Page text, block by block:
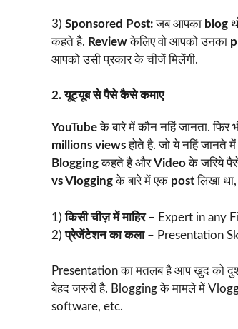
3) Sponsored Post:जब आपका blog
कहते है. Reviewकेलिए वो आपको उनका
आपको उसी प्रकार के चीजें मिलेंगी.
2. यूट्यूब से पैसे कैसे कमाए
YouTubeके बारे में कौन नहिं जानता. फिर
millions viewsहोते है. जो ये नहिं जानते में
Bloggingकहते है औरVideoके जरिये
vs Vloggingके बारे में एक postलिखा
1)किसी चीज़ में माहिर– Expert in any
2) प्रेजेंटेशन का कला– Presentation
Presentation का मतलब है आप खुद को
बेहद जरुरी है. Blogging के मामले में
software, etc.